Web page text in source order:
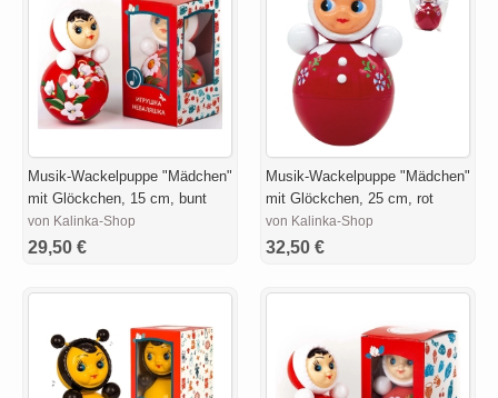
Musik-Wackelpuppe "Mädchen"
mit Glöckchen, 15 cm, bunt
von Kalinka-Shop
29,50 €
Musik-Wackelpuppe "Mädchen"
mit Glöckchen, 25 cm, rot
von Kalinka-Shop
32,50 €